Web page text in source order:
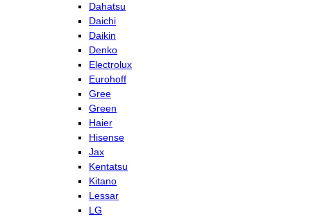
Dahatsu
Daichi
Daikin
Denko
Electrolux
Eurohoff
Gree
Green
Haier
Hisense
Jax
Kentatsu
Kitano
Lessar
LG